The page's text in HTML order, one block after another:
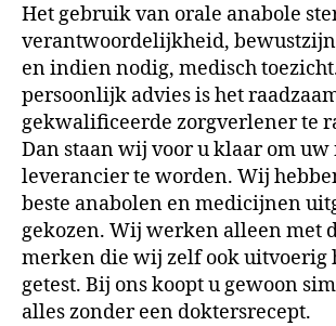
Het gebruik van orale anabole
verantwoordelijkheid, bewustzijn
en indien nodig, medisch
persoonlijk advies is het
gekwalificeerde zorgverlener te
Dan staan wij voor u klaar om
leverancier te worden. Wij
beste anabolen en medicijnen
gekozen. Wij werken alleen met
merken die wij zelf ook uitvoerig
getest. Bij ons koopt u gewoon
alles zonder een doktersrecept.